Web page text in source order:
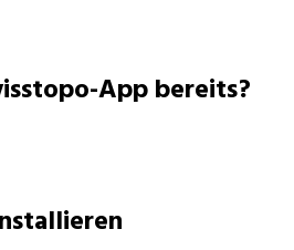
App bereits?